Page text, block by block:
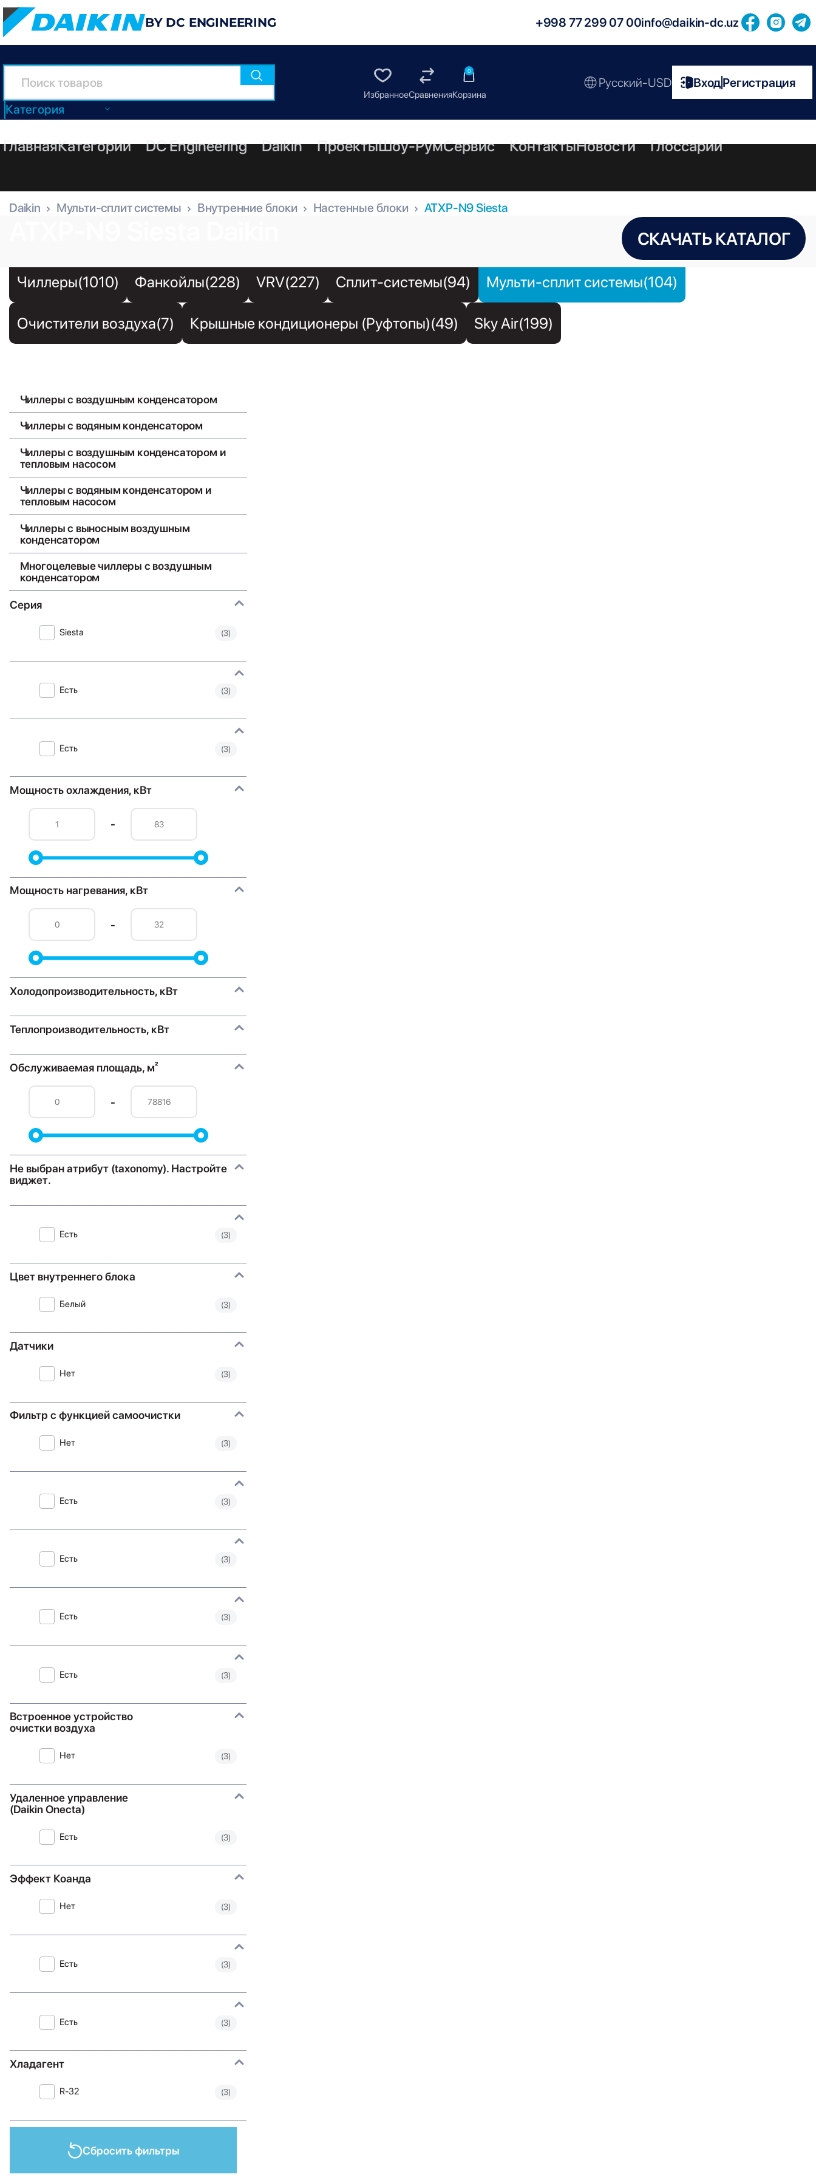
BY DC ENGINEERING +998 77 299 07 00info@daikin-dc.uz
Категория
0
Русский-USD ВходРегистрация
ГлавнаяКатегории DC Engineering Daikin ПроектыШоу-РумСервис КонтактыНовости Глоссарий
Daikin Мульти-сплит системы Внутренние блоки Настенные блоки ATXP-N9 Siesta
СКАЧАТЬ КАТАЛОГ
Чиллеры(1010) Фанкойлы(228) VRV(227) Сплит-системы(94) Мульти-сплит системы(104)
Очистители воздуха(7) Крышные кондиционеры (Руфтопы)(49) Sky Air(199)
Чиллеры с воздушным конденсатором
Чиллеры с водяным конденсатором
Чиллеры с воздушным конденсатором и
тепловым насосом
Чиллеры с водяным конденсатором и
тепловым насосом
Чиллеры с выносным воздушным
конденсатором
Многоцелевые чиллеры с воздушным
конденсатором
Серия
Siesta (3)
Есть (3)
Есть (3)
Мощность охлаждения, кВт
-
Мощность нагревания, кВт
-
Холодопроизводительность, кВт
Теплопроизводительность, кВт
Обслуживаемая площадь, м²
-
Не выбран атрибут (taxonomy). Настройте
виджет.
Есть (3)
Цвет внутреннего блока
Белый (3)
Датчики
Нет (3)
Фильтр с функцией самоочистки
Нет (3)
Есть (3)
Есть (3)
Есть (3)
Есть (3)
Встроенное устройство
очистки воздуха
Нет (3)
Удаленное управление
(Daikin Onecta)
Есть (3)
Эффект Коанда
Нет (3)
Есть (3)
Есть (3)
Хладагент
R-32 (3)
Сбросить фильтры